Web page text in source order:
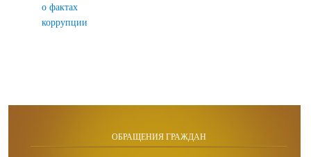
о фактах
коррупции
ОБРАЩЕНИЯ ГРАЖДАН